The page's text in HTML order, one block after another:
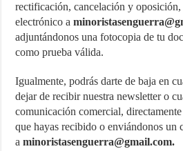
rectificación, cancelación y
electrónico a
adjuntándonos una fotocopia de tu
como prueba válida.
Igualmente, podrás darte de baja en
dejar de recibir nuestra newsletter o
comunicación comercial,
que hayas recibido o enviándonos un
aminoristasenguerra@gmail.com.